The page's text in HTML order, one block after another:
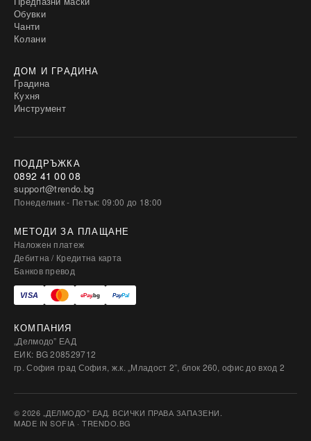
Обувки
Чанти
Колани
ДОМ И ГРАДИНА
Градина
Кухня
Инструмент
ПОДДРЪЖКА
0892 41 00 08
support@trendo.bg
Понеделник - Петък: 09:00 до 18:00
МЕТОДИ ЗА ПЛАЩАНЕ
Наложен платеж
Дебитна / Кредитна карта
Банков превод
КОМПАНИЯ
„Делмодо” ЕАД
ЕИК: BG 208529712
гр. София град София, ж.к. „Младост 2”, блок 260, офис до вход 2
© 2026 „ДЕЛМОДО” ЕАД. ВСИЧКИ ПРАВА ЗАПАЗЕНИ.
MADE IN SOFIA · TRENDO.BG